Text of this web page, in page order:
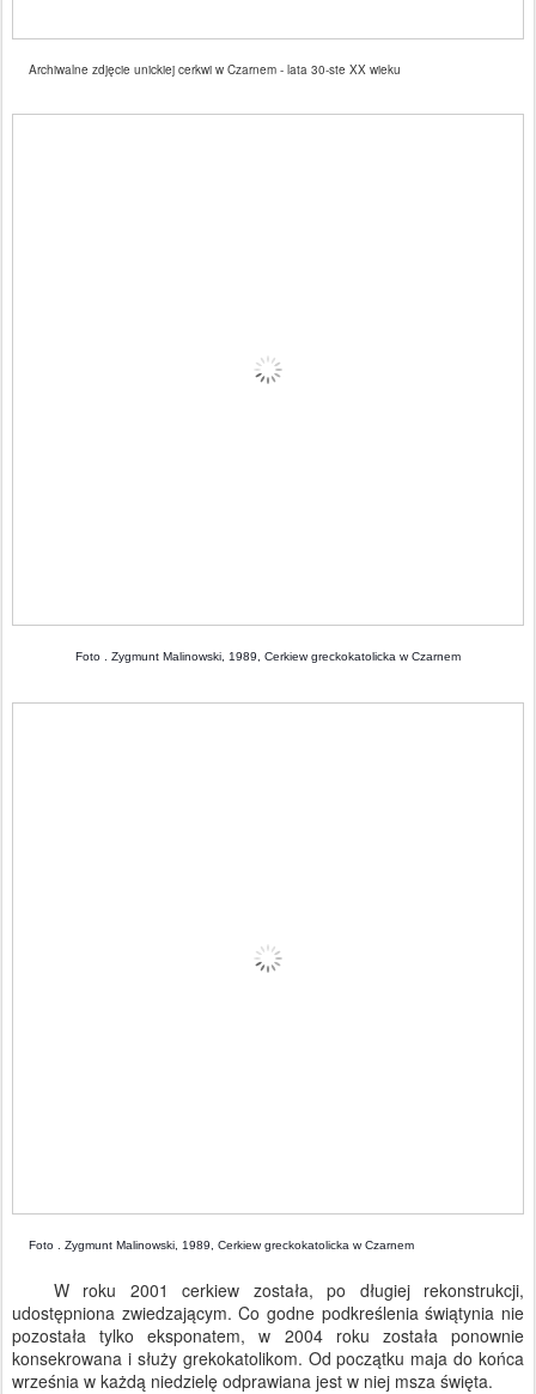
Archiwalne zdjęcie unickiej cerkwi w Czarnem - lata 30-ste XX wieku
Foto . Zygmunt Malinowski, 1989, Cerkiew greckokatolicka w Czarnem
Foto . Zygmunt Malinowski, 1989, Cerkiew greckokatolicka w Czarnem
W roku 2001 cerkiew została, po długiej rekonstrukcji,
udostępniona zwiedzającym. Co godne podkreślenia świątynia nie
pozostała tylko eksponatem, w 2004 roku została ponownie
konsekrowana i służy grekokatolikom. Od początku maja do końca
września w każdą niedzielę odprawiana jest w niej msza święta.